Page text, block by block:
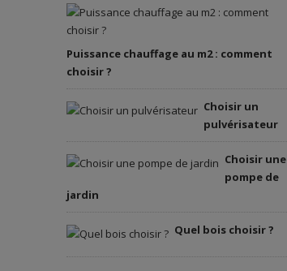
Puissance chauffage au m2 : comment
choisir ?
Choisir un
pulvérisateur
Choisir une
pompe de
jardin
Quel bois choisir ?